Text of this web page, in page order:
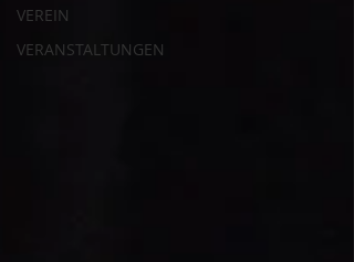
VEREIN
VERANSTALTUNGEN